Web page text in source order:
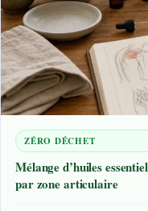
ZÉRO DÉCHET
Mélange d’huiles
par zone articulaire